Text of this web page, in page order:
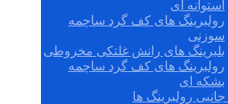
استوانه ای
رولبرینگ های کف گرد ساچمه
سوزنی
بلبرینگ های رانش غلتکی مخروطی
رولبرینگ های کف گرد ساچمه
بشکه ای
جانبی رولبرینگ ها